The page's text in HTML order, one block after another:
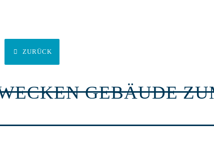
ZURÜCK
GEBÄUDE